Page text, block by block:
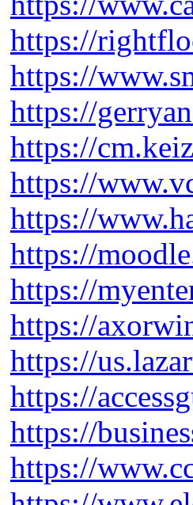
https://
https://
https://
https://
https://
https://
https://
https://
https://
https://
https://
https://
https://